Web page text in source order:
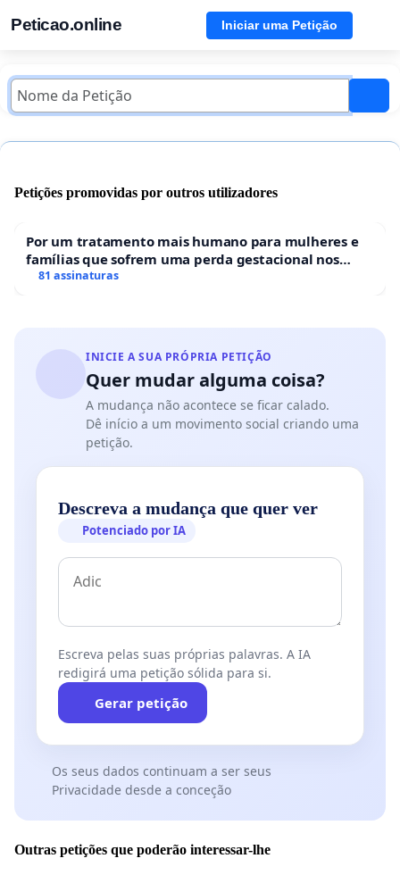
Peticao.online Iniciar uma Petição
Petições promovidas por outros utilizadores
Por um tratamento mais humano para mulheres e
famílias que sofrem uma perda gestacional nos
hospitais portugueses
81 assinaturas
INICIE A SUA PRÓPRIA PETIÇÃO
Quer mudar alguma coisa?
A mudança não acontece se ficar calado.
Dê início a um movimento social criando uma
petição.
Descreva a mudança que quer ver
Potenciado por IA
Escreva pelas suas próprias palavras. A IA
redigirá uma petição sólida para si.
Gerar petição
Os seus dados continuam a ser seus
Privacidade desde a conceção
Outras petições que poderão interessar-lhe